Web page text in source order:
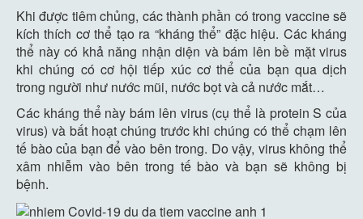
Khi được tiêm chủng, các thành phần có trong vaccine sẽ
kích thích cơ thể tạo ra “kháng thể” đặc hiệu. Các kháng
thể này có khả năng nhận diện và bám lên bề mặt virus
khi chúng có cơ hội tiếp xúc cơ thể của bạn qua dịch
trong người như nước mũi, nước bọt và cả nước mắt…
Các kháng thể này bám lên virus (cụ thể là protein S của
virus) và bất hoạt chúng trước khi chúng có thể chạm lên
tế bào của bạn để vào bên trong. Do vậy, virus không thể
xâm nhiễm vào bên trong tế bào và bạn sẽ không bị
bệnh.